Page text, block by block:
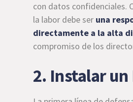
con datos confidenciales.
la labor debe ser una
directamente a la alta
compromiso de los
2. Instalar